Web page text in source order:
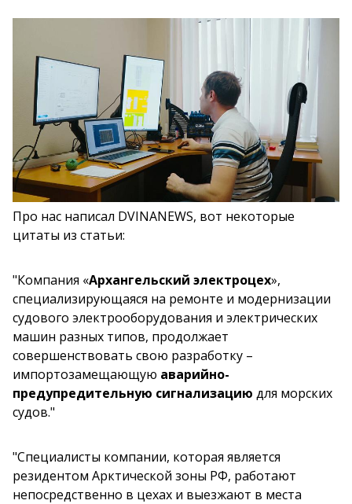
Про нас написал DVINANEWS, вот некоторые
цитаты из статьи:
"Компания «Архангельский электроцех»,
специализирующаяся на ремонте и модернизации
судового электрооборудования и электрических
машин разных типов, продолжает
совершенствовать свою разработку –
импортозамещающую аварийно-
предупредительную сигнализацию для морских
судов."
"Специалисты компании, которая является
резидентом Арктической зоны РФ, работают
непосредственно в цехах и выезжают в места